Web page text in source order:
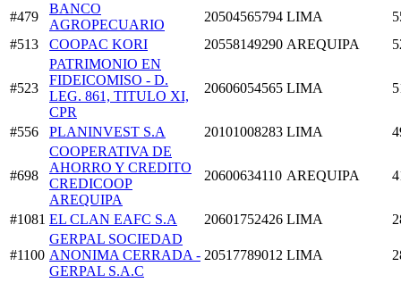
#479
BANCO
AGROPECUARIO
20504565794 LIMA
#513
COOPAC KORI 20558149290 AREQUIPA
#523
PATRIMONIO EN
FIDEICOMISO - D.
LEG. 861, TITULO XI,
CPR
20606054565 LIMA
#556 PLANINVEST S.A 20101008283 LIMA
#698
COOPERATIVA DE
AHORRO Y CREDITO
CREDICOOP
AREQUIPA
20600634110 AREQUIPA
#1081 EL CLAN EAFC S.A 20601752426 LIMA
#1100
GERPAL SOCIEDAD
ANONIMA CERRADA -
GERPAL S.A.C
20517789012 LIMA